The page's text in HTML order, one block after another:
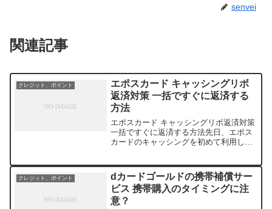
senvei
関連記事
クレジット、ポイント
エポスカード キャッシングリボ
返済対策 一括ですぐに返済する
方法
エポスカード キャッシングリボ返済対策
一括ですぐに返済する方法先日、エポス
カードのキャッシングを初めて利用し
ろせなかったからだ・・。以下はキャッ
シング後の返済につい...
クレジット、ポイント
dカードゴールドの携帯補償サー
ビス 携帯購入のタイミングに注
意？